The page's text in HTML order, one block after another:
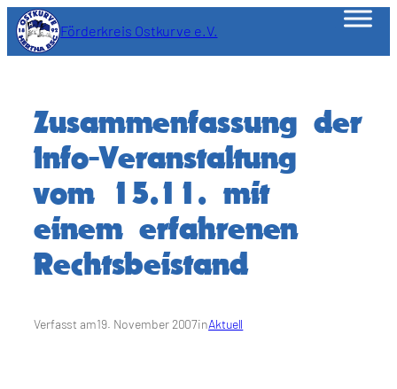
Zum
Inhalt
springen
Förderkreis Ostkurve e.V.
Zusammenfassung der
Info-Veranstaltung
vom 15.11. mit
einem erfahrenen
Rechtsbeistand
Verfasst am19. November 2007inAktuell